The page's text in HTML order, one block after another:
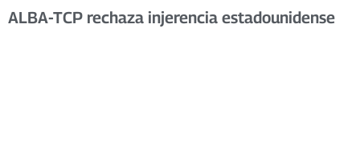
ALBA-TCP rechaza injerencia estadounidense